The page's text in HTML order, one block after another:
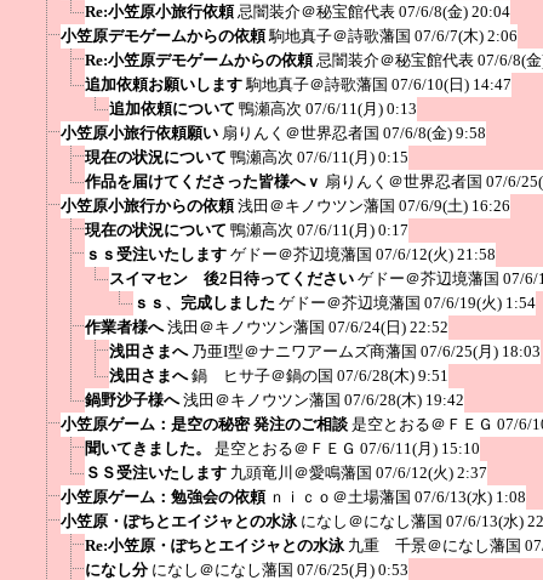
Re:小笠原小旅行依頼 忌闇装介＠秘宝館代表 07/6/8(金) 20:04
小笠原デモゲームからの依頼 駒地真子＠詩歌藩国 07/6/7(木) 2:06
Re:小笠原デモゲームからの依頼 忌闇装介＠秘宝館代表 07/6/8(
追加依頼お願いします 駒地真子＠詩歌藩国 07/6/10(日) 14:47
追加依頼について 鴨瀬高次 07/6/11(月) 0:13
小笠原小旅行依頼願い 扇りんく＠世界忍者国 07/6/8(金) 9:58
現在の状況について 鴨瀬高次 07/6/11(月) 0:15
作品を届けてくださった皆様へｖ 扇りんく＠世界忍者国 07/6/
小笠原小旅行からの依頼 浅田＠キノウツン藩国 07/6/9(土) 16:26
現在の状況について 鴨瀬高次 07/6/11(月) 0:17
ｓｓ受注いたします ゲドー＠芥辺境藩国 07/6/12(火) 21:58
スイマセン 後2日待ってください ゲドー＠芥辺境藩国 07/6/
ｓｓ、完成しました ゲドー＠芥辺境藩国 07/6/19(火) 1:54
作業者様へ 浅田＠キノウツン藩国 07/6/24(日) 22:52
浅田さまへ 乃亜I型＠ナニワアームズ商藩国 07/6/25(月) 18:03
浅田さまへ 鍋 ヒサ子＠鍋の国 07/6/28(木) 9:51
鍋野沙子様へ 浅田＠キノウツン藩国 07/6/28(木) 19:42
小笠原ゲーム：是空の秘密 発注のご相談 是空とおる＠ＦＥＧ 07/6/
聞いてきました。
是空とおる＠ＦＥＧ 07/6/11(月) 15:10
ＳＳ受注いたします 九頭竜川＠愛鳴藩国 07/6/12(火) 2:37
小笠原ゲーム：勉強会の依頼 ｎｉｃｏ＠土場藩国 07/6/13(水) 1:08
小笠原・ぽちとエイジャとの水泳 になし＠になし藩国 07/6/13(水)
Re:小笠原・ぽちとエイジャとの水泳 九重 千景＠になし藩国
になし分 になし＠になし藩国 07/6/25(月) 0:53